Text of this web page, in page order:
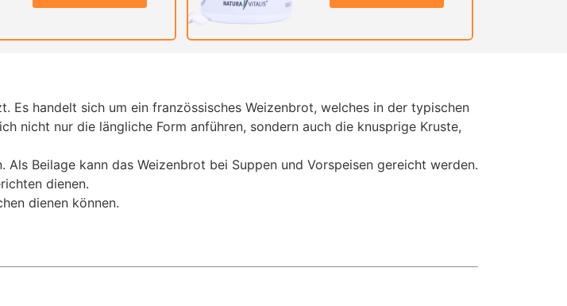
Es handelt sich um ein französsisches Weizenbrot, welches in der typischen
nicht nur die längliche Form anführen, sondern auch die knusprige Kruste,
Beilage kann das Weizenbrot bei Suppen und Vorspeisen gereicht werden.
dienen.
dienen können.